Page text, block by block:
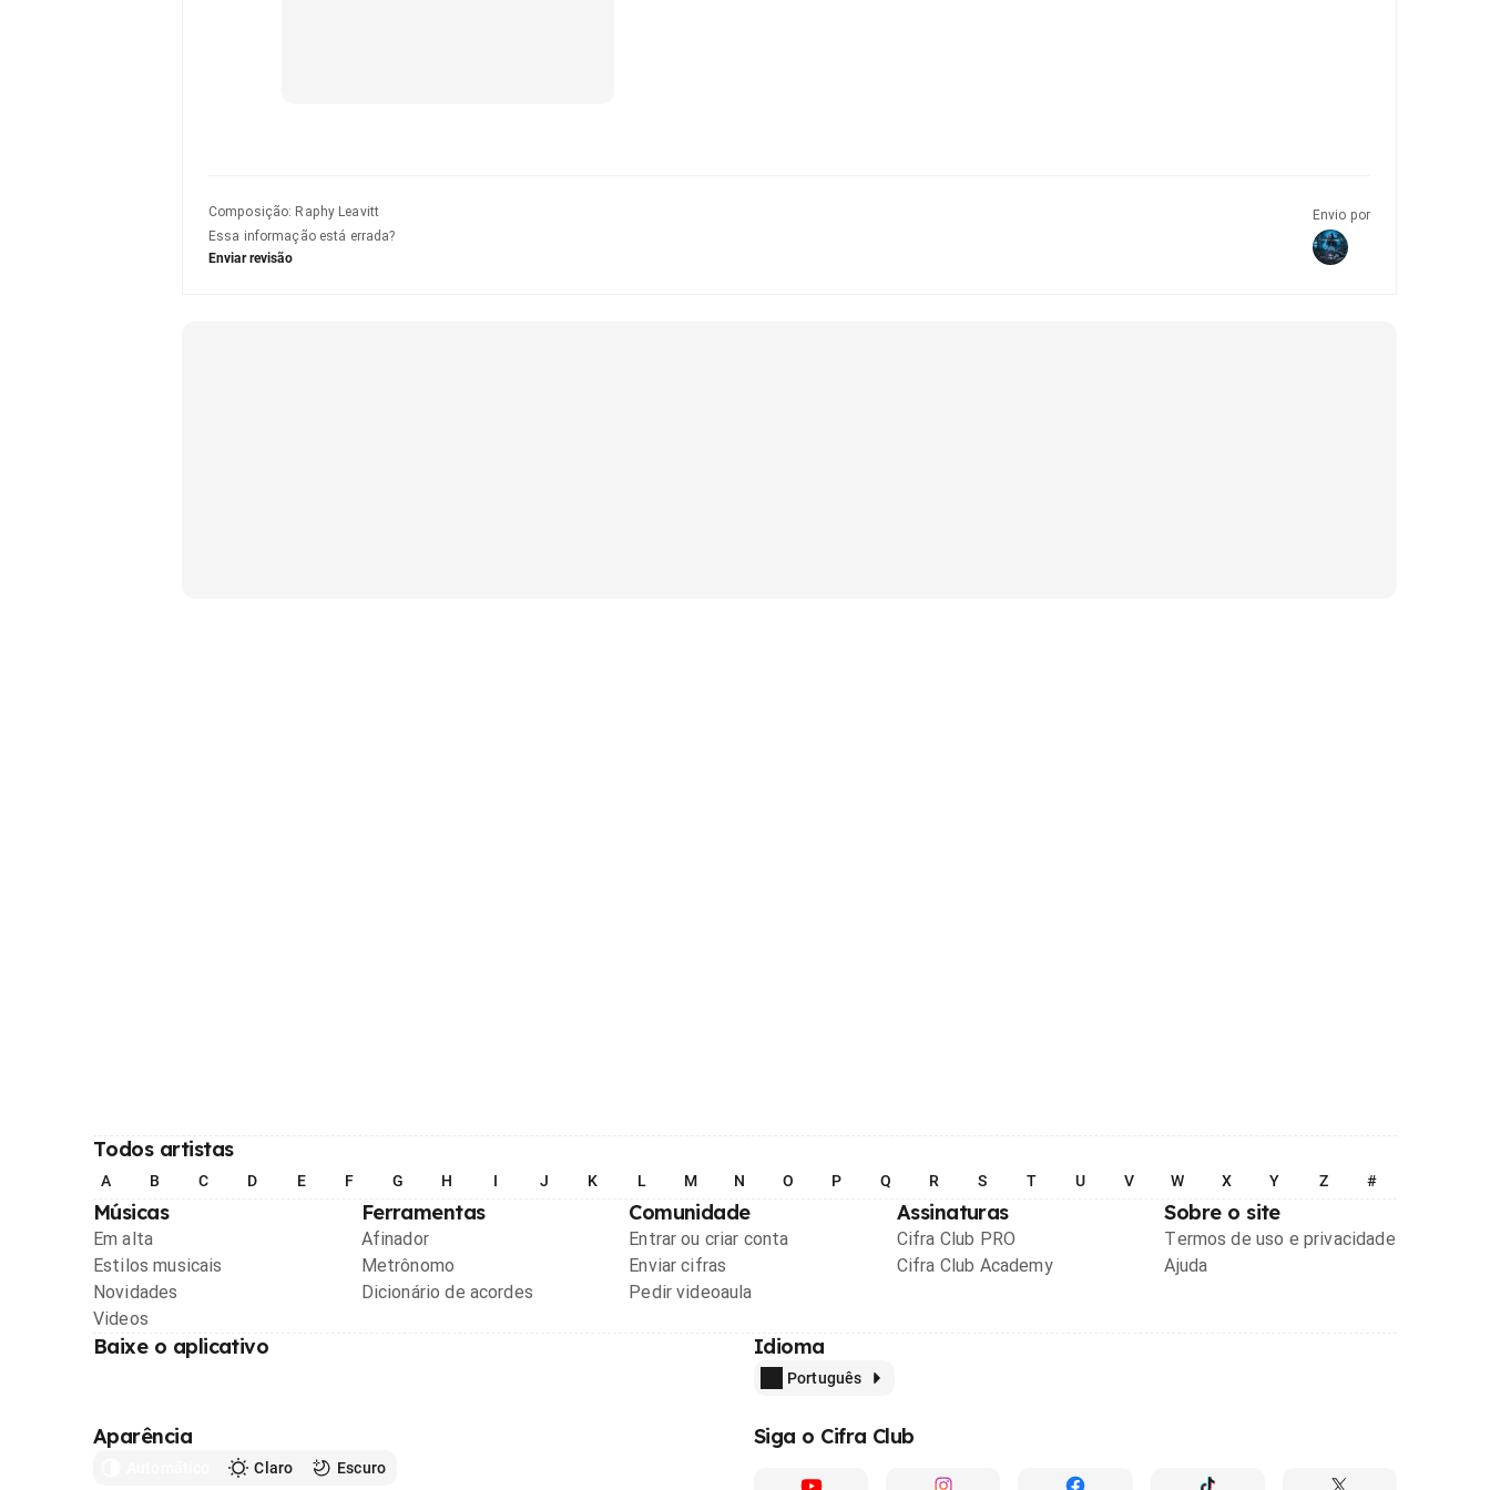
Composição: Raphy Leavitt
Essa informação está errada?
Enviar revisão
Envio por
Todos artistas
A B C D E F G H I J K L M N O P Q R S T U V W X Y Z #
Músicas
Em alta
Estilos musicais
Novidades
Videos
Ferramentas
Afinador
Metrônomo
Dicionário de acordes
Comunidade
Entrar ou criar conta
Enviar cifras
Pedir videoaula
Assinaturas
Cifra Club PRO
Cifra Club Academy
Sobre o site
Termos de uso e privacidade
Ajuda
Baixe o aplicativo Idioma
Português
Aparência
Claro Escuro
Siga o Cifra Club